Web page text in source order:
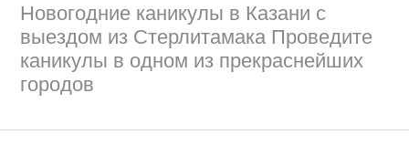
Новогодние каникулы в Казани с
выездом из Стерлитамака Проведите
каникулы в одном из прекраснейших
городов